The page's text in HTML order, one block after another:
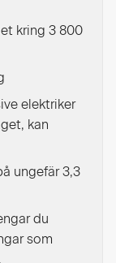
kring 3 800
elektriker
kan
ungefär 3,3
du
som